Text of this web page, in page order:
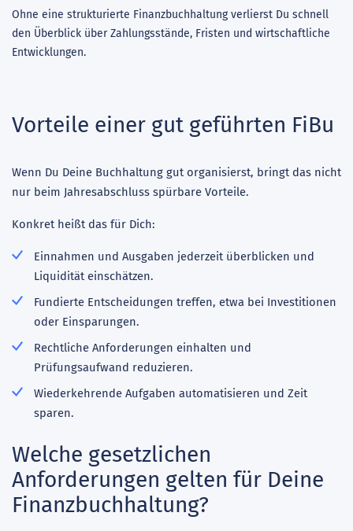
Ohne eine strukturierte Finanzbuchhaltung verlierst Du schnell
den Überblick über Zahlungsstände, Fristen und wirtschaftliche
Entwicklungen.
Vorteile einer gut geführten FiBu
Wenn Du Deine Buchhaltung gut organisierst, bringt das nicht
nur beim Jahresabschluss spürbare Vorteile.
Konkret heißt das für Dich:
Einnahmen und Ausgaben jederzeit überblicken und
Liquidität einschätzen.
Fundierte Entscheidungen treffen, etwa bei Investitionen
oder Einsparungen.
Rechtliche Anforderungen einhalten und
Prüfungsaufwand reduzieren.
Wiederkehrende Aufgaben automatisieren und Zeit
sparen.
Welche gesetzlichen
Anforderungen gelten für Deine
Finanzbuchhaltung?